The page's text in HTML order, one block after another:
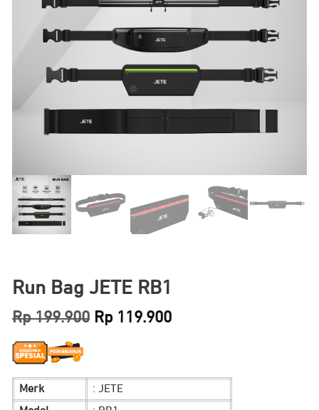
Run Bag JETE RB1
Rp199.900 Original
was:
Rp 199.900.
Rp 119.900Current
is:
Rp 119.900.
Merk
: JETE